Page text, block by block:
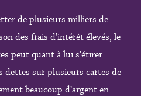
de plusieurs milliers de
des frais d’intérêt élevés, le
peut quant à lui s’étirer
dettes sur plusieurs cartes de
beaucoup d’argent en